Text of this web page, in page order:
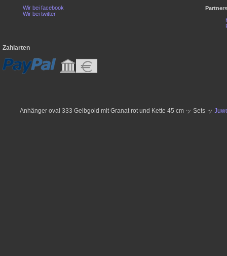
Wir bei facebook
Wir bei twitter
Zahlarten
Anhänger oval 333 Gelbgold mit Granat rot und Kette 45 cm ッ Sets ッ